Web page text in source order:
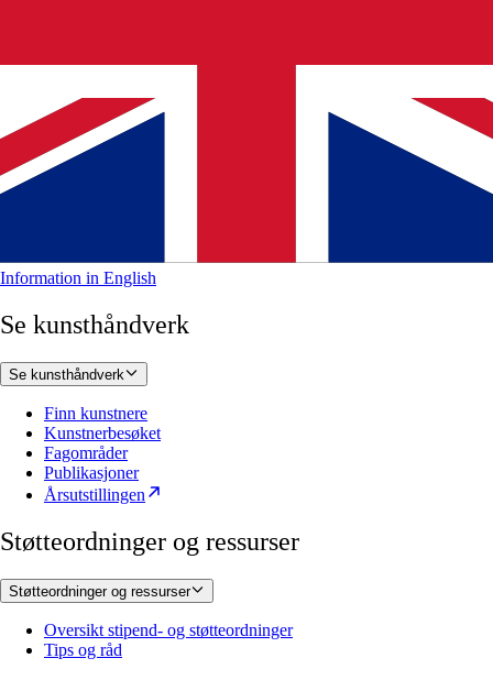
Information in English
Se kunsthåndverk
Se kunsthåndverk
Finn kunstnere
Kunstnerbesøket
Fagområder
Publikasjoner
Årsutstillingen
Støtteordninger og ressurser
Støtteordninger og ressurser
Oversikt stipend- og støtteordninger
Tips og råd